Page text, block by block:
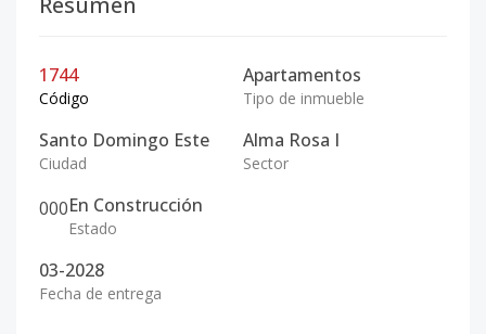
1744
Código
Apartamentos
Tipo de inmueble
Santo Domingo Este
Ciudad
Alma Rosa I
Sector
000En Construcción
Estado
03-2028
Fecha de entrega